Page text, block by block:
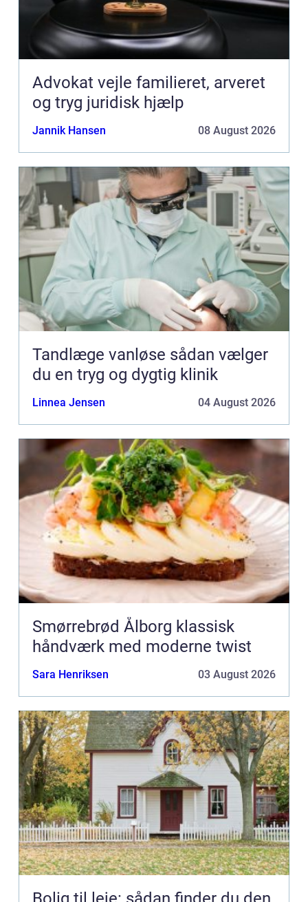
Advokat vejle familieret, arveret
og tryg juridisk hjælp
Jannik Hansen 08 August 2026
Tandlæge vanløse sådan vælger
du en tryg og dygtig klinik
Linnea Jensen 04 August 2026
Smørrebrød Ålborg klassisk
håndværk med moderne twist
Sara Henriksen 03 August 2026